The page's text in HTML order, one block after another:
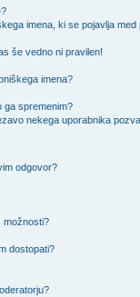
imena, ki se pojavlja med
še vedno ni pravilen!
imena?
ga spremenim?
nekega uporabnika
odgovor?
možnosti?
dostopati?